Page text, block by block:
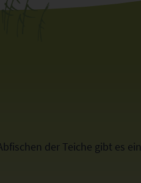
der Teiche gibt es